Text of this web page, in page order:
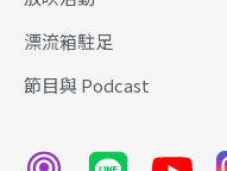
漂流箱駐足
節目與 Podcast